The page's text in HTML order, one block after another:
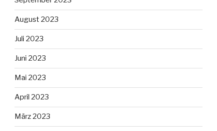
August 2023
Juli 2023
Juni 2023
Mai 2023
April 2023
März 2023